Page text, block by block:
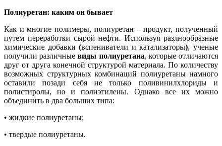
Полиуретан: каким он бывает
Как и многие полимеры, полиуретан – продукт, полученный
путем переработки сырой нефти. Используя разлнообразные
химические добавки(вспениватели и катализаторы), ученые
получили различныевиды полиуретана, которые отличаются
друг от друга конечной структурой материала. По количеству
возможных структурных комбинаций полиуретаны намного
оставили позади себя не только поливинилхлориды и
полистиролы, но и полиэтилены. Однако все их можно
объединить в два больших типа:
• жидкие полиуретаны;
• твердые полиуретаны.